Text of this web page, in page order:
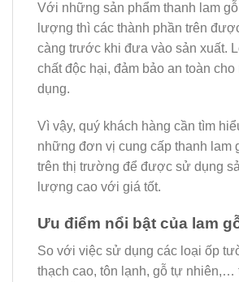
Với những sản phẩm thanh lam
lượng thì các thành phần trên
càng trước khi đưa vào sản xuất.
chất độc hại, đảm bảo an toàn
dụng.
Vì vậy, quý khách hàng cần tìm
những đơn vị cung cấp thanh lam
trên thị trường để được sử dụng
lượng cao với giá tốt.
Ưu điểm nổi bật của lam
So với việc sử dụng các loại ốp
thạch cao, tôn lạnh, gỗ tự nhiên,…